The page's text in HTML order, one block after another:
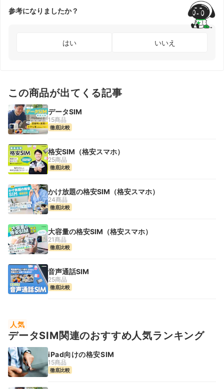
参考になりましたか？
はい いいえ
この商品が出てくる記事
データSIM
15商品
徹底比較
格安SIM（格安スマホ）
25商品
徹底比較
かけ放題の格安SIM（格安スマホ）
24商品
徹底比較
大容量の格安SIM（格安スマホ）
21商品
徹底比較
音声通話SIM
25商品
徹底比較
人気
データSIM関連のおすすめ人気ランキング
iPad向けの格安SIM
15商品
徹底比較